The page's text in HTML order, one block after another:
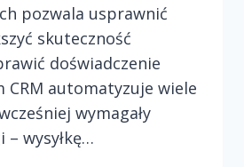
pozwala usprawnić
skuteczność
doświadczenie
CRM automatyzuje wiele
wymagały
– wysyłkę…